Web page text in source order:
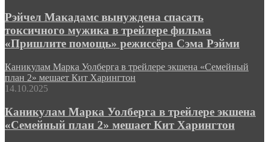
Рэйчел Макадамс вынуждена спасать
токсичного мужика в трейлере фильма
«Пришлите помощь» режиссёра Сэма Рэйми
Каникулам Марка Уолберга в трейлере экшена «Семейный
план 2» мешает Кит Харингтон
14.10.2025
Каникулам Марка Уолберга в трейлере экшена
«Семейный план 2» мешает Кит Харингтон